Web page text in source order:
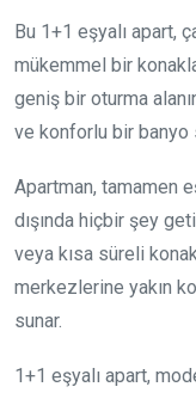
Bu 1+1 eşyalı apart,
mükemmel bir
geniş bir oturma
ve konforlu bir banyo
Apartman, tamamen
dışında hiçbir şey
veya kısa süreli
merkezlerine yakın
sunar.
1+1 eşyalı apart,